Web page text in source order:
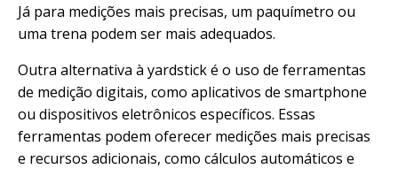
Já para medições mais precisas, um paquímetro ou
uma trena podem ser mais adequados.
Outra alternativa à yardstick é o uso de ferramentas
de medição digitais, como aplicativos de smartphone
ou dispositivos eletrônicos específicos. Essas
ferramentas podem oferecer medições mais precisas
e recursos adicionais, como cálculos automáticos e